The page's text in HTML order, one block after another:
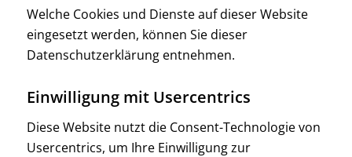
Welche Cookies und Dienste auf dieser Website
eingesetzt werden, können Sie dieser
Datenschutzerklärung entnehmen.
Einwilligung mit Usercentrics
Diese Website nutzt die Consent-Technologie von
Usercentrics, um Ihre Einwilligung zur